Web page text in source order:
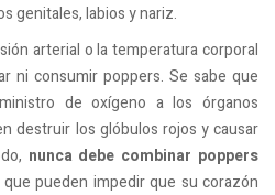
genitales, labios y nariz.
arterial o la temperatura corporal
ni consumir poppers. Se sabe que
de oxígeno a los órganos
destruir los glóbulos rojos y causar
nunca debe combinar poppers
que pueden impedir que su corazón